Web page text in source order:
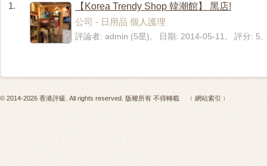
1.
【Korea Trendy Shop 韓潮館】 黑店!
公司 - 日用品 個人護理
評論者: admin (5星), 日期: 2014-05-11, 評分: 5,
© 2014-2026 香港評級. All rights reserved. 版權所有 不得轉載 ﹝網站索引﹞